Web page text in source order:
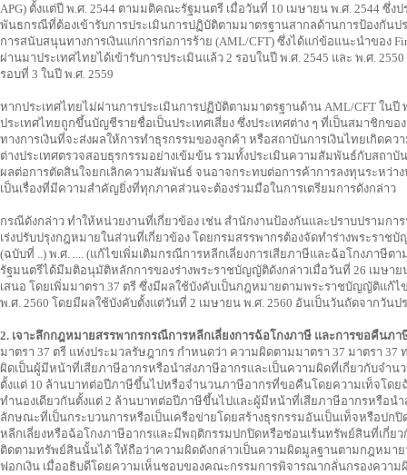
APG) ตั้งแต่ปี พ.ศ. 2544 ตามมติคณะรัฐมนตรี เมื่อวันที่ 10 เมษายน พ.ศ. 2544 ซึ่ง
พันธกรณีที่ต้องเข้ารับการประเมินการปฏิบัติตามมาตรฐานสากลด้านการป้องกันป
การสนับสนุนทางการเงินแก่การก่อการร้าย (AML/CFT) ซึ่งได้แก่ข้อแนะนำของ
ผ่านมาประเทศไทยได้เข้ารับการประเมินแล้ว 2 รอบในปี พ.ศ. 2545 และ พ.ศ.
รอบที่ 3 ในปี พ.ศ. 2559
หากประเทศไทยไม่ผ่านการประเมินการปฏิบัติตามมาตรฐานด้าน AML/CFT ในปี
ประเทศไทยถูกขึ้นบัญชีรายชื่อเป็นประเทศเสี่ยง ซึ่งประเทศต่าง ๆ ที่เป็นสมาชิกขอ
ทางการเงินที่จะส่งผลให้การทำธุรกรรมของลูกค้า หรือสถาบันการเงินไทยเกิดคว
ต่างประเทศตรวจสอบธุรกรรมอย่างเข้มข้น รวมทั้งประเมินความสัมพันธ์กับสถาบั
ผลต่อการตัดสินใจยกเลิกความสัมพันธ์ จนอาจกระทบต่อการค้าการลงทุนระหว่าง
เป็นเรื่องที่มีความสำคัญยิ่งที่ทุกภาคส่วนจะต้องร่วมมือในการเตรียมการดังกล่าว
กรณีดังกล่าว ทำให้หน่วยงานที่เกี่ยวข้อง เช่น สำนักงานป้องกันและปราบปรามกา
เร่งปรับปรุงกฎหมายในส่วนที่เกี่ยวข้อง โดยกรมสรรพากรต้องจัดทำร่างพระราช
(ฉบับที่ ..) พ.ศ. .... (แก้ไขเพิ่มเติมกรณีการหลีกเลี่ยงการเสียภาษีและฉ้อโกงภาษีต
รัฐมนตรีได้มีมติอนุมัติหลักการของร่างพระราชบัญญัติดังกล่าวเมื่อวันที่ 26 เมษาย
เสนอ โดยเพิ่มมาตรา 37 ตรี ซึ่งมีผลใช้บังคับเป็นกฎหมายตามพระราชบัญญัติแก้ไ
พ.ศ. 2560 โดยมีผลใช้บังคับตั้งแต่วันที่ 2 เมษายน พ.ศ. 2560 อันเป็นวันถัดจากวัน
2. เจาะลึกกฎหมายสรรพากรกรณีการหลีกเลี่ยงการฉ้อโกงภาษี และการขอคืนภา
มาตรา 37 ตรี แห่งประมวลรัษฎากร กำหนดว่า ความผิดตามมาตรา 37 มาตรา 37
ผิดเป็นผู้มีหน้าที่เสียภาษีอากรหรือนำส่งภาษีอากรและเป็นความผิดที่เกี่ยวกับจำน
ตั้งแต่ 10 ล้านบาทต่อปีภาษีขึ้นไปหรือจำนวนภาษีอากรที่ขอคืนโดยความเท็จโดย
ทำนองเดียวกันตั้งแต่ 2 ล้านบาทต่อปีภาษีขึ้นไปและผู้มีหน้าที่เสียภาษีอากรหรือนำ
ลักษณะที่เป็นกระบวนการหรือเป็นเครือข่ายโดยสร้างธุรกรรมอันเป็นเท็จหรือปกปิ
หลีกเลี่ยงหรือฉ้อโกงภาษีอากรและมีพฤติกรรมปกปิดหรือซ่อนเร้นทรัพย์สินที่เกี่ย
ติดตามทรัพย์สินนั้นได้ ให้ถือว่าความผิดดังกล่าวเป็นความผิดมูลฐานตามกฎหมาย
ฟอกเงิน เมื่ออธิบดีโดยความเห็นชอบของคณะกรรมการพิจารณากลั่นกรองควา